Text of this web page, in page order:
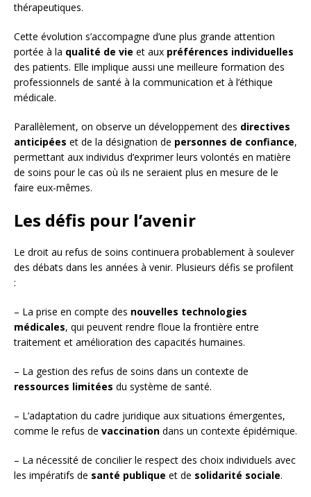
thérapeutiques.
Cette évolution s’accompagne d’une plus grande attention
portée à la qualité de vie et aux préférences individuelles
des patients. Elle implique aussi une meilleure formation des
professionnels de santé à la communication et à l’éthique
médicale.
Parallèlement, on observe un développement des directives
anticipées et de la désignation de personnes de confiance,
permettant aux individus d’exprimer leurs volontés en matière
de soins pour le cas où ils ne seraient plus en mesure de le
faire eux-mêmes.
Les défis pour l’avenir
Le droit au refus de soins continuera probablement à soulever
des débats dans les années à venir. Plusieurs défis se profilent
:
– La prise en compte des nouvelles technologies
médicales, qui peuvent rendre floue la frontière entre
traitement et amélioration des capacités humaines.
– La gestion des refus de soins dans un contexte de
ressources limitées du système de santé.
– L’adaptation du cadre juridique aux situations émergentes,
comme le refus de vaccination dans un contexte épidémique.
– La nécessité de concilier le respect des choix individuels avec
les impératifs de santé publique et de solidarité sociale.